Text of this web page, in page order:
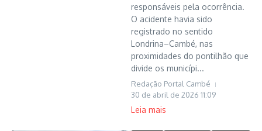
responsáveis pela ocorrência.
O acidente havia sido
registrado no sentido
Londrina–Cambé, nas
proximidades do pontilhão que
divide os municípi...
Redação Portal Cambé
30 de abril de 2026 11:09
Leia mais